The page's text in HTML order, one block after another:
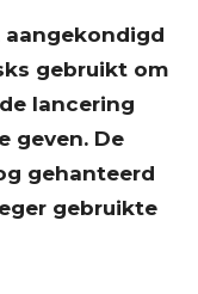
aangekondigd
gebruikt om
lancering
geven. De
gehanteerd
gebruikte